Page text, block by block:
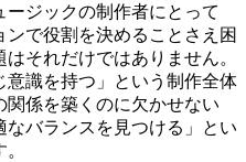
ジックの制作者にとって
で役割を決めることさえ困
それだけではありません。
意識を持つ」という制作全体
係を築くのに欠かせない
なバランスを見つける」とい